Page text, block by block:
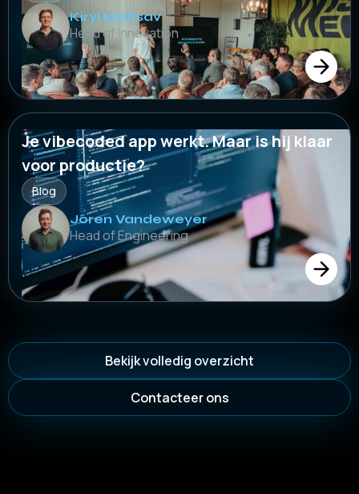
Kiryl Maltsav
Head of Innovation
Je vibecoded app werkt. Maar is hij klaar
voor productie?
Blog
Joren Vandeweyer
Head of Engineering
Bekijk volledig overzicht
Contacteer ons